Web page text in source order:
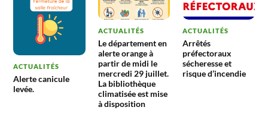
ACTUALITÉS
Alerte canicule
levée.
ACTUALITÉS
Le département en
alerte orange à
partir de midi le
mercredi 29 juillet.
La bibliothèque
climatisée est mise
à disposition
ACTUALITÉS
Arrêtés
préfectoraux
sécheresse et
risque d’incendie